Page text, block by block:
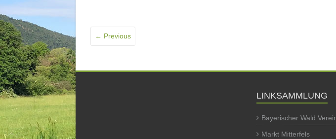
← Previous
LINKSAMMLUNG
Bayerischer Wald
Markt Mitterfels